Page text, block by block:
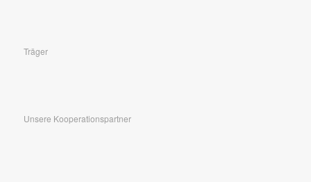
Träger
Unsere Kooperationspartner